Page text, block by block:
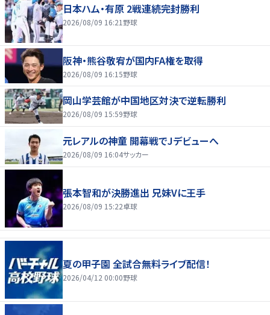
日本ハム・有原 2戦連続完封勝利
2026/08/09 16:21 野球
阪神・熊谷敬宥が国内FA権を取得
2026/08/09 16:15野球
岡山学芸館が中国地区対決で逆転勝利
2026/08/09 15:59野球
元レアルの神童 開幕戦でJデビューへ
2026/08/09 16:04サッカー
張本智和が決勝進出 兄妹Vに王手
2026/08/09 15:22卓球
夏の甲子園 全試合無料ライブ配信！
2026/04/12 00:00野球